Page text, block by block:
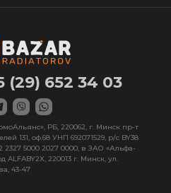
(29) 652 34 03
РБ, 220062, г. Минск пр-т
131, оф.68 УНП 692071529, р/с BY38
2327 5000 2027 0000, в ЗАО «Альфа-
ALFABY2X, 220013 г. Минск, ул.
43-47